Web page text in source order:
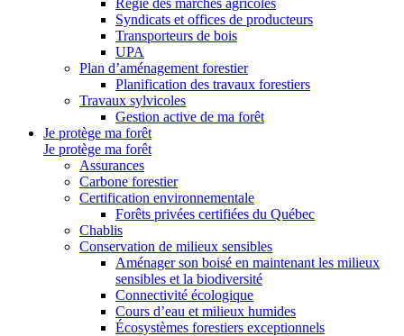
Régie des marchés agricoles
Syndicats et offices de producteurs
Transporteurs de bois
UPA
Plan d’aménagement forestier
Planification des travaux forestiers
Travaux sylvicoles
Gestion active de ma forêt
Je protège ma forêt
Je protège ma forêt
Assurances
Carbone forestier
Certification environnementale
Forêts privées certifiées du Québec
Chablis
Conservation de milieux sensibles
Aménager son boisé en maintenant les milieux
sensibles et la biodiversité
Connectivité écologique
Cours d’eau et milieux humides
Écosystèmes forestiers exceptionnels